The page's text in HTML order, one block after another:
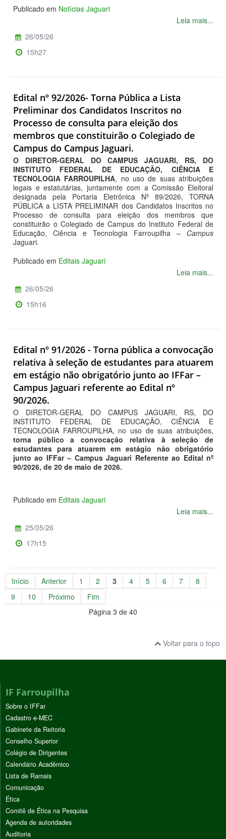
Publicado em Notícias Jaguari
Leia mais...
26/05/26
15h27
Edital nº 92/2026- Torna Pública a Lista
Preliminar dos Candidatos Inscritos no
Processo de consulta para eleição dos
membros que constituirão o Colegiado de
Campus do Campus Jaguari.
O DIRETOR-GERAL DO CAMPUS JAGUARI, RS, DO
INSTITUTO FEDERAL DE EDUCAÇÃO, CIÊNCIA E
TECNOLOGIA FARROUPILHA, no uso de suas atribuições
legais e estatutárias, juntamente com a Comissão Eleitoral
designada pela Portaria Eletrônica Nº 89/2026, TORNA
PÚBLICA a LISTA PRELIMINAR dos Candidatos Inscritos no
Processo de consulta para eleição dos membros que
constituirão o Colegiado de Campus do Instituto Federal de
Educação, Ciência e Tecnologia Farroupilha – Campus
Jaguari.
Publicado em Editais Jaguari
Leia mais...
26/05/26
15h16
Edital nº 91/2026 - Torna pública a convocação
relativa à seleção de estudantes para atuarem
em estágio não obrigatório junto ao IFFar –
Campus Jaguari referente ao Edital nº
90/2026.
O DIRETOR-GERAL DO CAMPUS JAGUARI, RS, DO
INSTITUTO FEDERAL DE EDUCAÇÃO, CIÊNCIA E
TECNOLOGIA FARROUPILHA, no uso de suas atribuições,
torna público a convocação relativa à seleção de
estudantes para atuarem em estágio não obrigatório
junto ao IFFar – Campus Jaguari Referente ao Edital nº
90/2026, de 20 de maio de 2026.
Publicado em Editais Jaguari
Leia mais...
25/05/26
17h15
Início Anterior 1 2 3 4 5 6 7
8
9
10 Próximo
Fim
Página 3 de 40
Voltar para o topo
IF Farroupilha
Sobre o IFFar
Cadastro e-MEC
Gabinete da Reitoria
Conselho Superior
Colégio de Dirigentes
Calendário Acadêmico
Lista de Ramais
Comunicação
Ética
Comitê de Ética na Pesquisa
Agenda de autoridades
Auditoria